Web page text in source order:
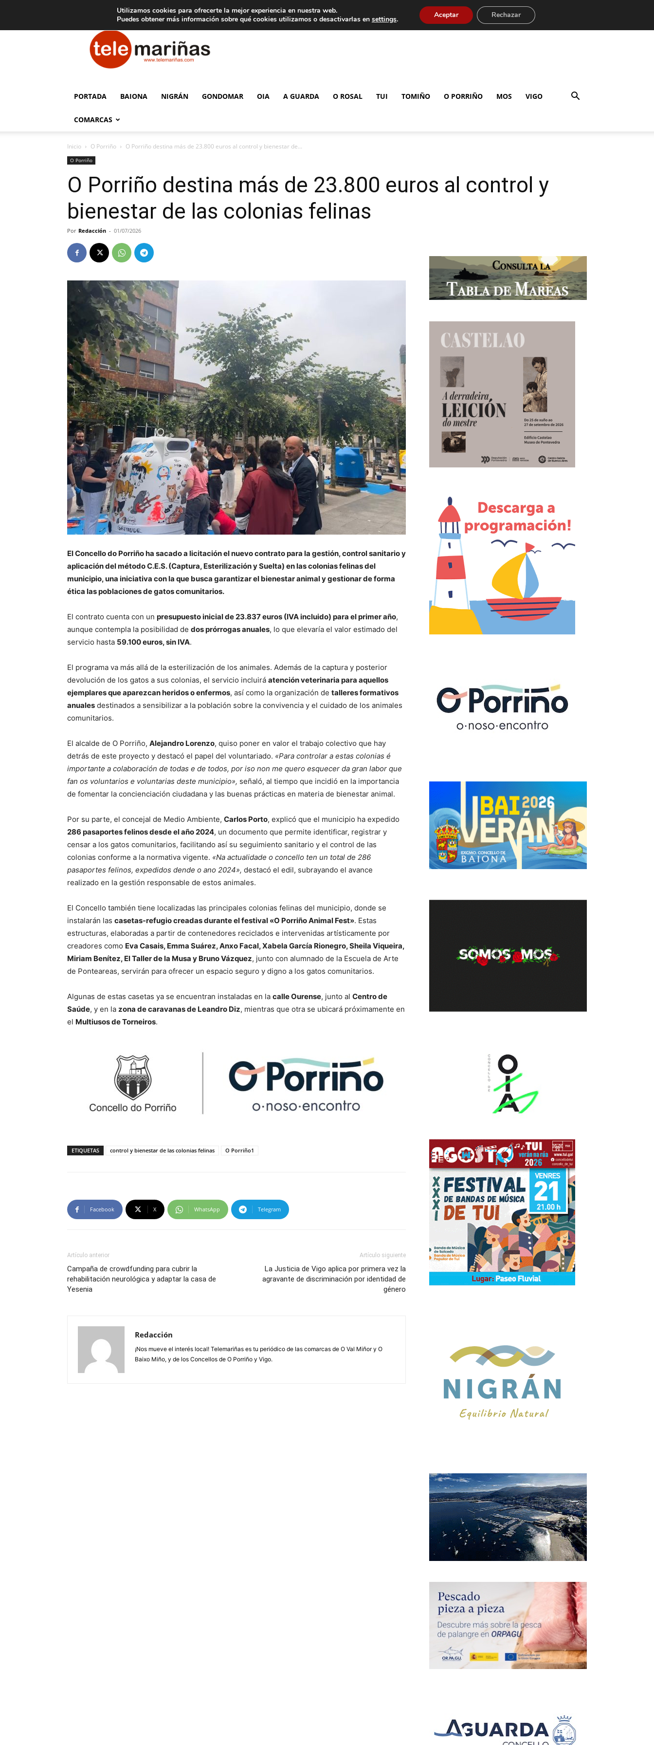
Aviso legal Tarifas de publicidad
Telemariñas
PORTADA BAIONA NIGRÁN GONDOMAR OIA A GUARDA O ROSAL TUI TOMIÑO O PORRIÑO MOS VIGO
COMARCAS
Inicio O Porriño O Porriño destina más de 23.800 euros al control y bienestar de...
O Porriño
O Porriño destina más de 23.800 euros al control y
bienestar de las colonias felinas
Por Redacción - 01/07/2026
El Concello do Porriño ha sacado a licitación el nuevo contrato para la gestión, control sanitario y
aplicación del método C.E.S. (Captura, Esterilización y Suelta) en las colonias felinas del
municipio, una iniciativa con la que busca garantizar el bienestar animal y gestionar de forma
ética las poblaciones de gatos comunitarios.
El contrato cuenta con un presupuesto inicial de 23.837 euros (IVA incluido) para el primer año,
aunque contempla la posibilidad de dos prórrogas anuales, lo que elevaría el valor estimado del
servicio hasta 59.100 euros, sin IVA.
El programa va más allá de la esterilización de los animales. Además de la captura y posterior
devolución de los gatos a sus colonias, el servicio incluirá atención veterinaria para aquellos
ejemplares que aparezcan heridos o enfermos, así como la organización de talleres formativos
anuales destinados a sensibilizar a la población sobre la convivencia y el cuidado de los animales
comunitarios.
El alcalde de O Porriño, Alejandro Lorenzo, quiso poner en valor el trabajo colectivo que hay
detrás de este proyecto y destacó el papel del voluntariado. «Para controlar a estas colonias é
importante a colaboración de todas e de todos, por iso non me quero esquecer da gran labor que
fan os voluntarios e voluntarias deste municipio», señaló, al tiempo que incidió en la importancia
de fomentar la concienciación ciudadana y las buenas prácticas en materia de bienestar animal.
Por su parte, el concejal de Medio Ambiente, Carlos Porto, explicó que el municipio ha expedido
286 pasaportes felinos desde el año 2024, un documento que permite identificar, registrar y
censar a los gatos comunitarios, facilitando así su seguimiento sanitario y el control de las
colonias conforme a la normativa vigente. «Na actualidade o concello ten un total de 286
pasaportes felinos, expedidos dende o ano 2024», destacó el edil, subrayando el avance
realizado en la gestión responsable de estos animales.
El Concello también tiene localizadas las principales colonias felinas del municipio, donde se
instalarán las casetas-refugio creadas durante el festival «O Porriño Animal Fest». Estas
estructuras, elaboradas a partir de contenedores reciclados e intervenidas artísticamente por
creadores como Eva Casais, Emma Suárez, Anxo Facal, Xabela García Rionegro, Sheila Viqueira,
Miriam Benítez, El Taller de la Musa y Bruno Vázquez, junto con alumnado de la Escuela de Arte
de Ponteareas, servirán para ofrecer un espacio seguro y digno a los gatos comunitarios.
Algunas de estas casetas ya se encuentran instaladas en la calle Ourense, junto al Centro de
Saúde, y en la zona de caravanas de Leandro Diz, mientras que otra se ubicará próximamente en
el Multiusos de Torneiros.
ETIQUETAS control y bienestar de las colonias felinas O Porriño1
Facebook X WhatsApp Telegram
Artículo anterior
Campaña de crowdfunding para cubrir la
rehabilitación neurológica y adaptar la casa de
Yesenia
Artículo siguiente
La Justicia de Vigo aplica por primera vez la
agravante de discriminación por identidad de
género
Redacción
¡Nos mueve el interés local! Telemariñas es tu periódico de las comarcas de O Val Miñor y O
Baixo Miño, y de los Concellos de O Porriño y Vigo.
Utilizamos cookies para ofrecerte la mejor experiencia en nuestra web.
Puedes obtener más información sobre qué cookies utilizamos o desactivarlas en settings. Aceptar Rechazar